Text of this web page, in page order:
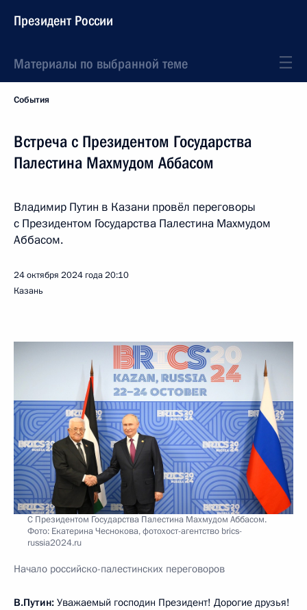
Президент России
Материалы по выбранной теме
События
Встреча с Президентом Государства
Палестина Махмудом Аббасом
Владимир Путин в Казани провёл переговоры
с Президентом Государства Палестина Махмудом
Аббасом.
24 октября 2024 года20:10
Казань
C Президентом Государства Палестина Махмудом Аббасом.
Фото: Екатерина Чеснокова, фотохост-агентство brics-
russia2024.ru
Начало российско-палестинских переговоров
В.Путин: Уважаемый господин Президент! Дорогие друзья!